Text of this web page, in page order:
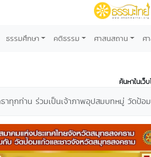
ธรรมศึกษา คติธรรม ศาสนสถาน ศ
ค้นหาในเว็
าทุกท่าน ร่วมเป็นเจ้าภาพอุปสมบทหมู่ วัดป้